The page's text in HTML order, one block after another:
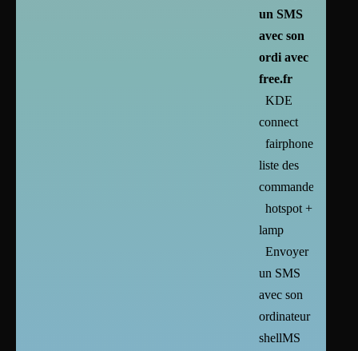
un SMS
avec son
ordi avec
free.fr
KDE
connect
fairphone2
liste des
commandes
hotspot +
lamp
Envoyer
un SMS
avec son
ordinateur :
shellMS